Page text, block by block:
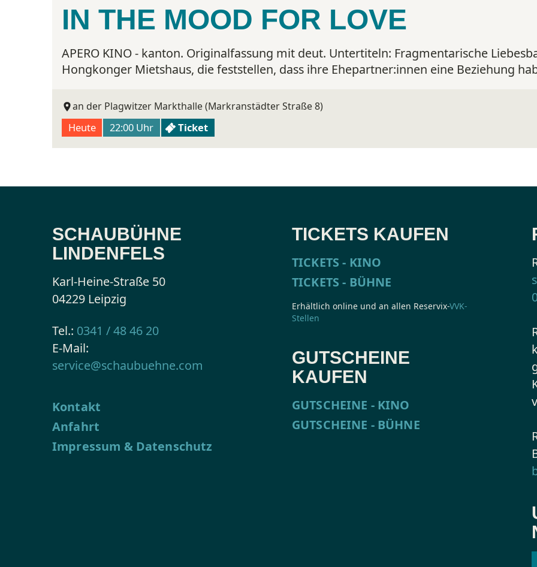
IN THE MOOD FOR LOVE
APERO KINO - kanton. Originalfassung mit deut. Untertiteln: Fragmentarische
Hongkonger Mietshaus, die feststellen, dass ihre Ehepartner:innen eine Beziehung
an der Plagwitzer Markthalle (Markranstädter Straße 8)
Heute 22:00 Uhr Ticket
SCHAUBÜHNE
LINDENFELS
Karl-Heine-Straße 50
04229 Leipzig
Tel.: 0341 / 48 46 20
E-Mail:
service@schaubuehne.com
Kontakt
Anfahrt
Impressum & Datenschutz
TICKETS KAUFEN
TICKETS - KINO
TICKETS - BÜHNE
Erhältlich online und an allen Reservix-VVK-
Stellen
GUTSCHEINE
KAUFEN
GUTSCHEINE - KINO
GUTSCHEINE - BÜHNE